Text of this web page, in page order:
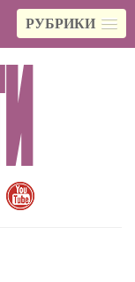
РУБРИКИ